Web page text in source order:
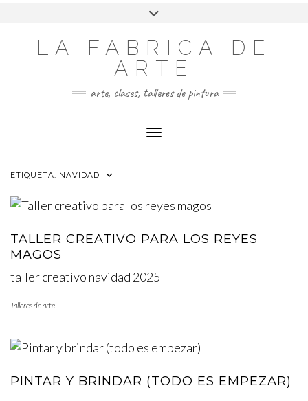
LA FABRICA DE
ARTE
arte, clases, talleres de pintura
Cambiar modo de navegación
ETIQUETA: NAVIDAD
TALLER CREATIVO PARA LOS REYES
MAGOS
taller creativo navidad 2025
Talleres de arte
PINTAR Y BRINDAR (TODO ES EMPEZAR)